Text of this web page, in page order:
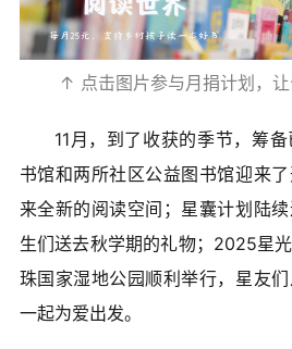
新闻资讯
公益项目
爱心捐赠
公益合作
加入我们
信息公开
↑ 点击图片参与月捐计划，
11月，到了收获的季节，筹
书馆和两所社区公益图书馆迎来
来全新的阅读空间；星囊计划陆
生们送去秋学期的礼物；2025星
珠国家湿地公园顺利举行，星友们
一起为爱出发。